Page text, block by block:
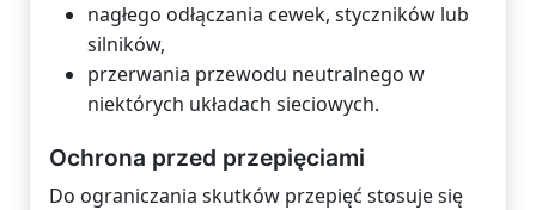
nagłego odłączania cewek, styczników lub
silników,
przerwania przewodu neutralnego w
niektórych układach sieciowych.
Ochrona przed przepięciami
Do ograniczania skutków przepięć stosuje się